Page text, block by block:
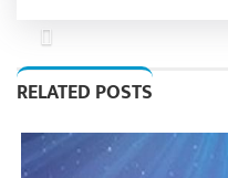
Previous
RELATED POSTS